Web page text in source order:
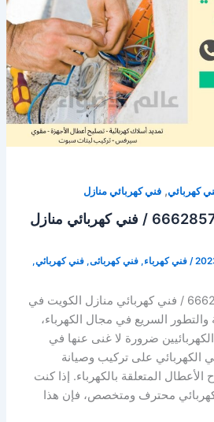
كهربائي, فني كهربائي منازل
كهربائي الكويت / 66628579 / فني كهربائي منازل
/ فني كهرباء, فني كهربائى, فني كهربائي,
كهربائي الكويت / 66628579 / فني كهربائي منازل الكويت في
والتطور السريع في مجال الكهرباء،
ضرورة لا غنى عنها في
الكهربائي على تركيب وصيانة
الأعطال المتعلقة بالكهرباء. إذا كنت
محترف ومتخصص، فإن هذا